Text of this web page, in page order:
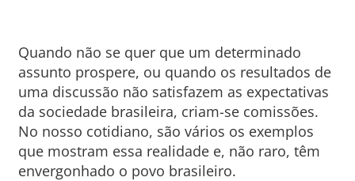
Quando não se quer que um determinado
assunto prospere, ou quando os resultados de
uma discussão não satisfazem as expectativas
da sociedade brasileira, criam-se comissões.
No nosso cotidiano, são vários os exemplos
que mostram essa realidade e, não raro, têm
envergonhado o povo brasileiro.